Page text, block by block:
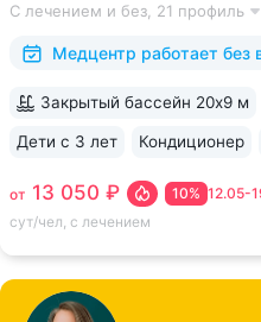
бюветы «Славяновский» и
бальнеогрязелечебница,
С лечением и без, 21 профиль
Медцентр работает без
12.05-
10%
от 13 050 ₽
сут/чел, с лечением
Закрытый бассейн 20х9 м
Дети с 3 лет Кондиционер